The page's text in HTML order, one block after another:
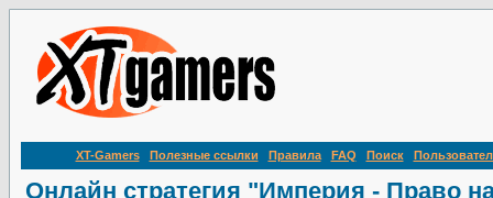
XT-Gamers Полезные ссылки Правила FAQ Поиск
Онлайн стратегия "Империя - Право